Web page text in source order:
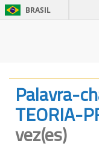
BRASIL
Palavra-
TEORIA-
vez(es)